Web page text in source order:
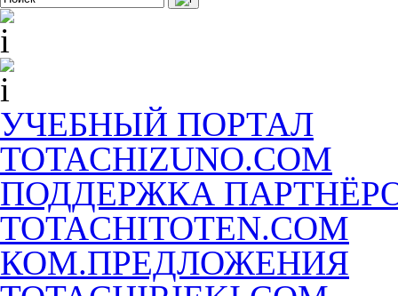
УЧЕБНЫЙ ПОРТАЛ
TOTACHIZUNO.COM
ПОДДЕРЖКА
TOTACHITOTEN.COM
КОМ.ПРЕДЛОЖЕНИЯ